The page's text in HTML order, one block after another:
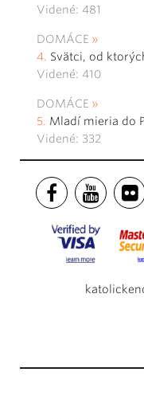
Videné: 481
DOMÁCE
Svätci, od
Videné: 410
DOMÁCE
Mladí mieria do
Videné: 332